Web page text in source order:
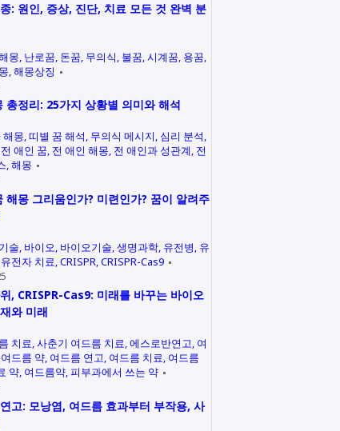
: 원인, 증상, 진단, 치료 모든 것 완벽 분
몽 난로꿈 돈꿈 무의식 불꿈 시계꿈 용꿈
해몽상징
총정리: 25가지 상황별 의미와 해석
해몽 띠별 꿈 해석 무의식 메시지 심리 분석
전 애인 꿈 전 애인 해몽 전 애인과 성관계 전
해몽
해몽 그리움인가? 미련인가? 꿈이 알려주
술 바이오 바이오기술 생명과학 유전병 유
유전자 치료 CRISPR CRISPR-Cas9
, CRISPR-Cas9: 미래를 바꾸는 바이오
와 미래
치료 사춘기 여드름 치료 에스로반연고 여
여드름 약 여드름 연고 여드름 치료 여드름
약 여드름약 피부과에서 쓰는 약
고: 모낭염, 여드름 효과부터 부작용, 사